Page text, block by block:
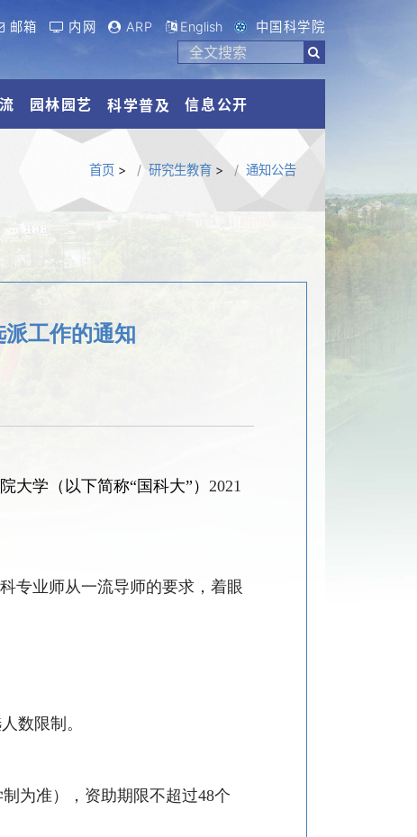
邮箱 内网 ARP English 中国科学院
园林园艺 科学普及 信息公开
首页> 研究生教育> 通知公告
工作的通知
学（以下简称“国科大”） 2021
专业师从一流导师的要求，着眼
数限制。
为准），资助期限不超过48个